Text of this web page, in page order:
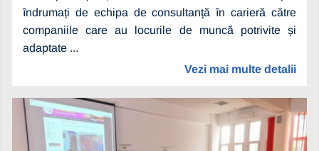
îndrumați de echipa de consultanță în carieră către
companiile care au locurile de muncă potrivite și
adaptate ...
Vezi mai multe detalii